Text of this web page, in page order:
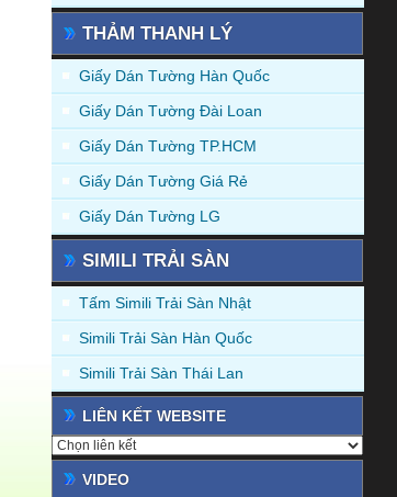
THẢM THANH LÝ
Giấy Dán Tường Hàn Quốc
Giấy Dán Tường Đài Loan
Giấy Dán Tường TP.HCM
Giấy Dán Tường Giá Rẻ
Giấy Dán Tường LG
SIMILI TRẢI SÀN
Tấm Simili Trải Sàn Nhật
Simili Trải Sàn Hàn Quốc
Simili Trải Sàn Thái Lan
LIÊN KẾT WEBSITE
VIDEO